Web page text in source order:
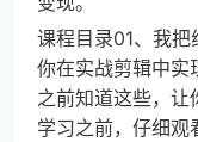
课程目录01、我
你在实战剪辑中
之前知道这些，
学习之前，仔细观